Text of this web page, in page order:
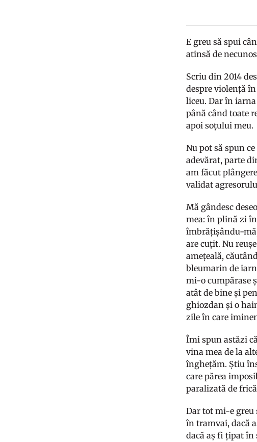
E greu să spui
atinsă de
Scriu din 2014
despre violență
liceu. Dar în
până când toate
apoi soțului meu.
Nu pot să spun
adevărat, parte
am făcut
validat
Mă gândesc
mea: în plină zi
îmbrățișându-
are cuțit. Nu
amețeală,
bleumarin de
mi-o cumpărase
atât de bine și
ghiozdan și o
zile în care
Îmi spun astăzi
vina mea de la
înghețăm. Știu
care părea
paralizată de
Dar tot mi-e greu
în tramvai, dacă
dacă aș fi țipat în